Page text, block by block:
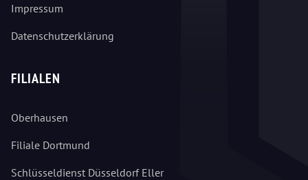
Impressum
Datenschutzerklärung
FILIALEN
Oberhausen
Filiale Dortmund
Schlüsseldienst Düsseldorf Eller